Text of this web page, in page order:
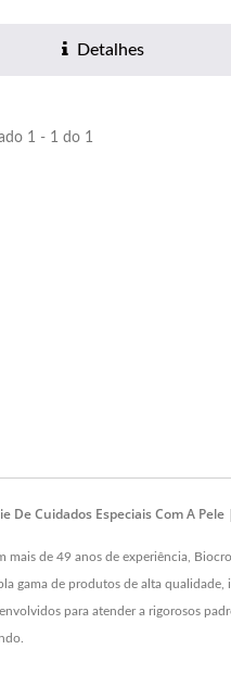
Detalhes
1 - 1 do 1
De Cuidados Especiais Com A
mais de 49 anos de experiência,
gama de produtos de alta qualidade,
para atender a rigorosos